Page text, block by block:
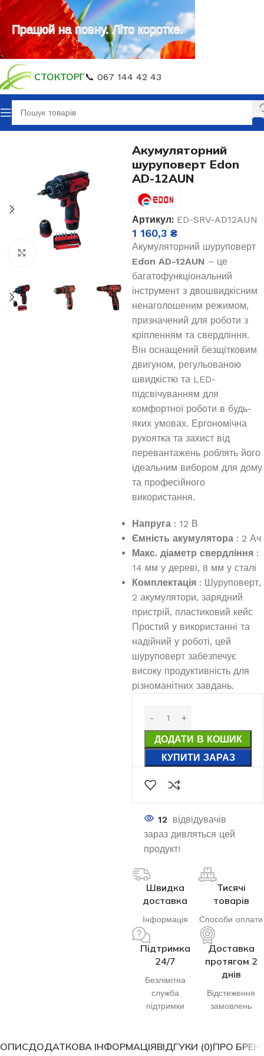
СТОКТОРГ📞 067 144 42 43
Головна Електроінструмент
Клацніть, щоб збільшити
Акумуляторний
шуруповерт Edon
AD-12AUN
Артикул: ED-SRV-AD12AUN
1 160,3 ₴
Акумуляторний шуруповерт
Edon AD-12AUN – це
багатофункціональний
інструмент з двошвидкісним
ненаголошеним режимом,
призначений для роботи з
кріпленням та свердління.
Він оснащений безщітковим
двигуном, регульованою
швидкістю та LED-
підсвічуванням для
комфортної роботи в будь-
яких умовах. Ергономічна
рукоятка та захист від
перевантажень роблять його
ідеальним вибором для дому
та професійного
використання.
Напруга : 12 В
Ємність акумулятора : 2 Ач
Макс. діаметр свердління :
14 мм у дереві, 8 мм у сталі
Комплектація : Шуруповерт,
2 акумулятори, зарядний
пристрій, пластиковий кейс
Простий у використанні та
надійний у роботі, цей
шуруповерт забезпечує
високу продуктивність для
різноманітних завдань.
ДОДАТИ В КОШИК
КУПИТИ ЗАРАЗ
12 відвідувачів
зараз дивляться цей
продукт!
Швидка
доставка
Інформація
Тисячі
товарів
Способи оплати
Підтримка
24/7
Безлімітна
служба
підтримки
Доставка
протягом 2
днів
Відстеження
замовлень
ОПИСДОДАТКОВА ІНФОРМАЦІЯВІДГУКИ (0)ПРО
Працюй на повну. Літо коротке.